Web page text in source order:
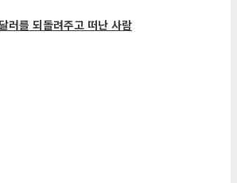
를 되돌려주고 떠난 사람